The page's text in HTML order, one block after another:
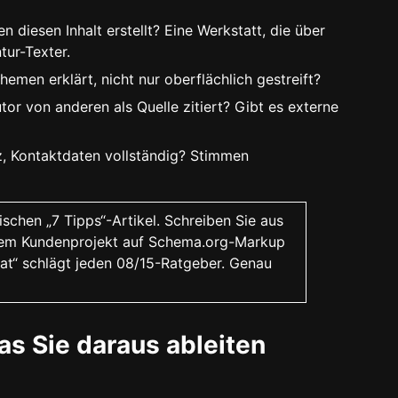
diesen Inhalt erstellt? Eine Werkstatt, die über
Texter.
erklärt, nicht nur oberflächlich gestreift?
von anderen als Quelle zitiert? Gibt es externe
Kontaktdaten vollständig? Stimmen
„7 Tipps“-Artikel. Schreiben Sie aus
Kundenprojekt auf Schema.org-Markup
schlägt jeden 08/15-Ratgeber. Genau
Sie daraus ableiten